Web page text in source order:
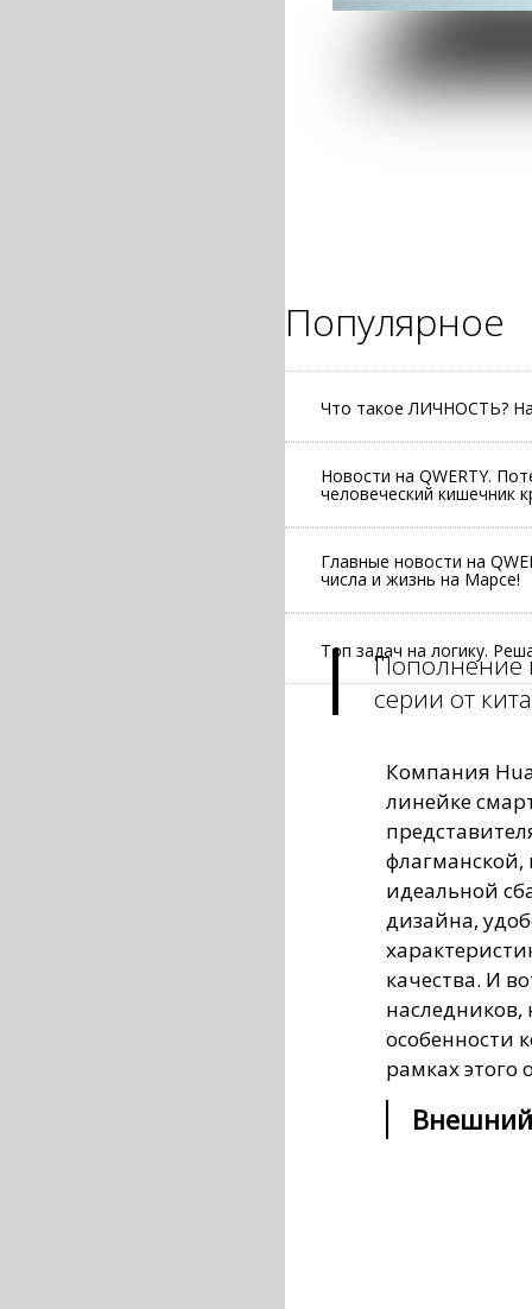
Популярное
Что такое ЛИЧНОСТЬ?
Новости на QWERTY.
человеческий кишечник
Главные новости на
числа и жизнь на Марсе!
Топ задач на логику.
Пополнение
серии от
Компания
линейке
флагманской,
идеальной
дизайна,
качества. И
наследников,
особенности
рамках этого
Внешний